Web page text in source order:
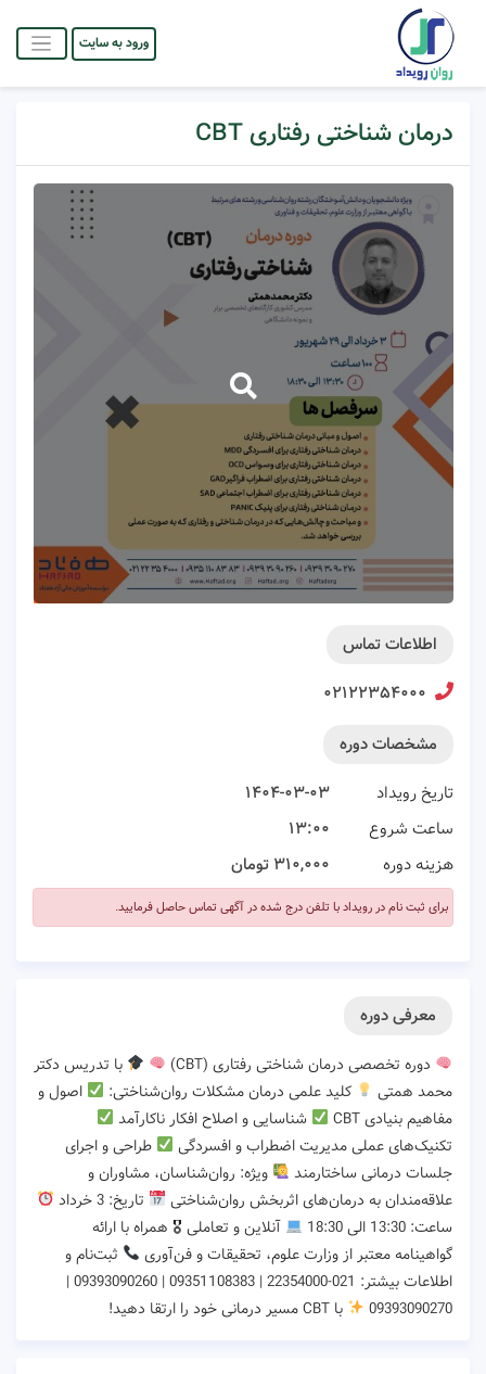
ورود به سایت
درمان شناختی رفتاری CBT
اطلاعات تماس
۰۲۱۲۲۳۵۴۰۰۰
مشخصات دوره
تاریخ رویداد
۱۴۰۴-۰۳-۰۳
ساعت شروع
۱۳:۰۰
هزینه دوره
۳۱۰,۰۰۰ تومان
برای ثبت نام در رویداد با تلفن درج شده در آگهی تماس حاصل فرمایید.
معرفی دوره
دوره تخصصی درمان شناختی رفتاری (CBT)
با تدریس دکتر
محمد همتی
کلید علمی درمان مشکلات روان‌شناختی:
اصول و
مفاهیم بنیادی CBT
شناسایی و اصلاح افکار ناکارآمد
تکنیک‌های عملی مدیریت اضطراب و افسردگی
طراحی و اجرای
جلسات درمانی ساختارمند
ویژه: روان‌شناسان، مشاوران و
علاقه‌مندان به درمان‌های اثربخش روان‌شناختی
تاریخ: 3 خرداد
ساعت: 13:30 الی 18:30
آنلاین و تعاملی 🎖 همراه با ارائه
گواهینامه معتبر از وزارت علوم، تحقیقات و فن‌آوری
ثبت‌نام و
اطلاعات بیشتر: 021-22354000 | 09351108383 | 09393090260 |
09393090270
با CBT مسیر درمانی خود را ارتقا دهید!